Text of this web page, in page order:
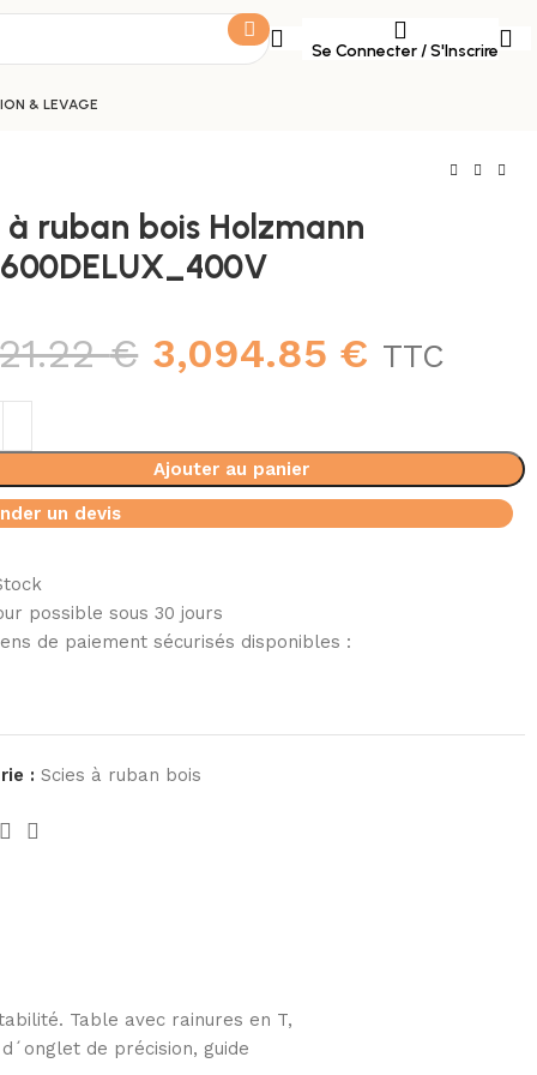
Se Connecter / S'Inscrire
& LEVAGE
à ruban bois Holzmann
€ 3,094.85 € TTC
Ajouter au panier
un devis
possible sous 30 jours
de paiement sécurisés disponibles :
: Scies à ruban bois
Table avec rainures en T,
de précision, guide